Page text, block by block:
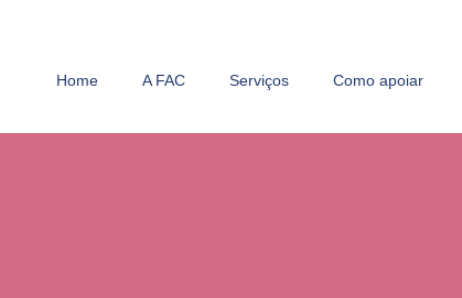
Home A FAC Serviços Como apoiar